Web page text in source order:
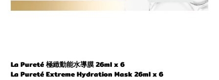
La Pureté 極緻動能水導膜 26ml x 6
La PuretéExtreme Hydration Mask26ml x 6